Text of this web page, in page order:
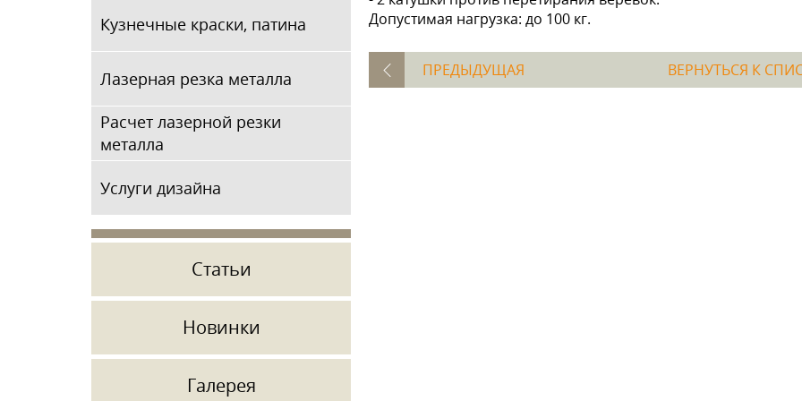
Кузнечные краски, патина
Лазерная резка металла
Расчет лазерной резки
металла
Услуги дизайна
Статьи
Новинки
Галерея
Допустимая нагрузка: до 100 кг.
ПРЕДЫДУЩАЯ ВЕРНУТЬСЯ К